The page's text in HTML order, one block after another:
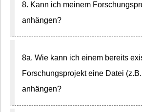
8. Kann ich meinem
anhängen?
8a. Wie kann ich einem bereits
Forschungsprojekt eine Datei
anhängen?